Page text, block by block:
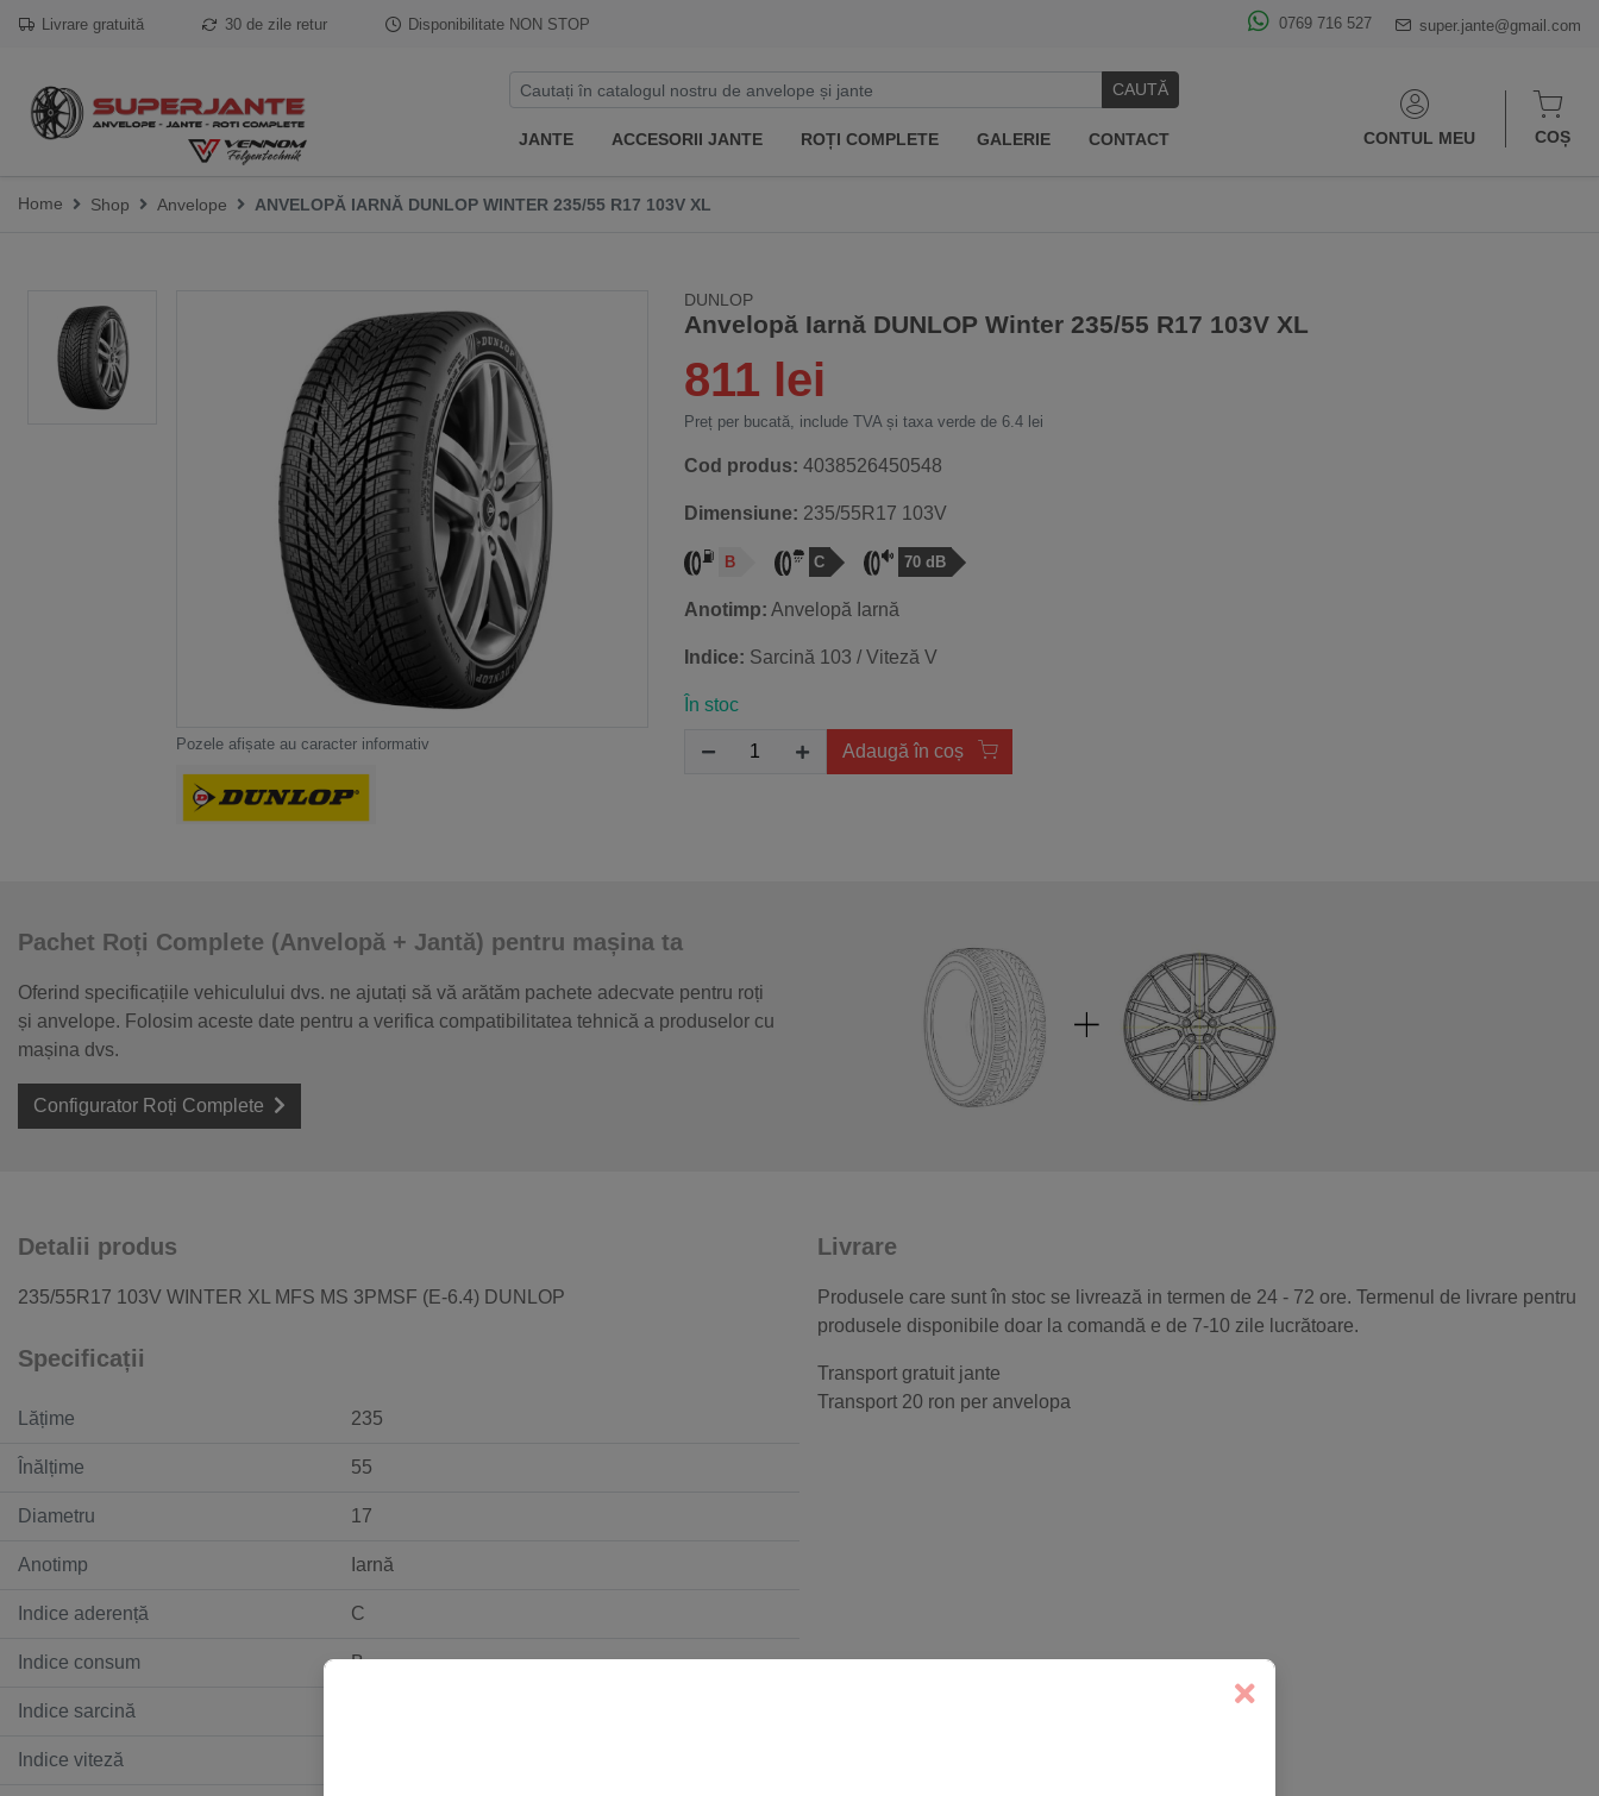
Livrare gratuită 30 de zile retur Disponibilitate NON STOP 0769 716 527 super.jante@gmail.com
CAUTĂ
JANTE ACCESORII JANTE ROȚI COMPLETE GALERIE CONTACT CONTUL MEU COȘ
Home Shop Anvelope ANVELOPĂ IARNĂ DUNLOP WINTER 235/55 R17 103V XL
Pozele afișate au caracter informativ
DUNLOP
Anvelopă Iarnă DUNLOP Winter 235/55 R17 103V XL
811 lei
Preț per bucată, include TVA și taxa verde de 6.4 lei
Cod produs: 4038526450548
Dimensiune: 235/55R17 103V
B C 70 dB
Anotimp: Anvelopă Iarnă
Indice: Sarcină 103 / Viteză V
În stoc
Adaugă în coș
Pachet Roți Complete (Anvelopă + Jantă) pentru mașina ta
Oferind specificațiile vehiculului dvs. ne ajutați să vă arătăm pachete adecvate pentru roți
și anvelope. Folosim aceste date pentru a verifica compatibilitatea tehnică a produselor cu
mașina dvs.
Configurator Roți Complete
Detalii produs
235/55R17 103V WINTER XL MFS MS 3PMSF (E-6.4) DUNLOP
Specificații
Lățime 235
Înălțime 55
Diametru 17
Anotimp Iarnă
Indice aderență C
Indice consum B
Indice sarcină
Indice viteză
Livrare
Produsele care sunt în stoc se livrează in termen de 24 - 72 ore. Termenul de livrare pentru
produsele disponibile doar la comandă e de 7-10 zile lucrătoare.
Transport gratuit jante
Transport 20 ron per anvelopa